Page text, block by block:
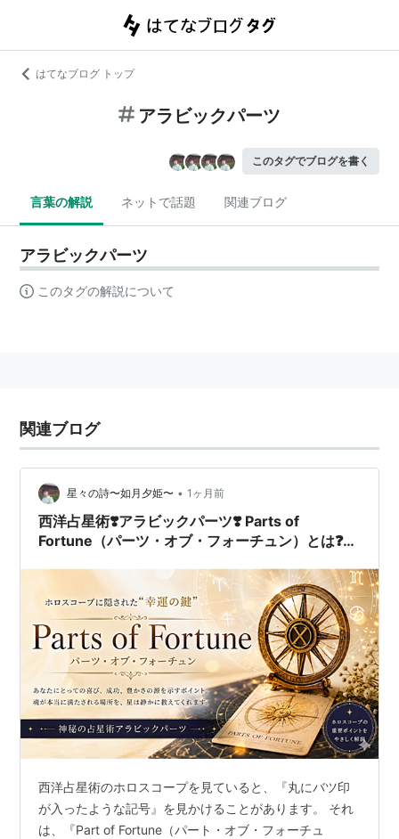
はてなブログ トップ
アラビックパーツ
このタグでブログを書く
言葉の解説 ネットで話題 関連ブログ
アラビックパーツ
このタグの解説について
関連ブログ
星々の詩〜如月夕姫〜 • 1ヶ月前
西洋占星術❣️アラビックパーツ❣️ Parts of
Fortune（パーツ・オブ・フォーチュン）とは❓解
西洋占星術のホロスコープを見ていると、『丸にバツ印
が入ったような記号』を見かけることがあります。 それ
は、『Part of Fortune（パート・オブ・フォーチュ